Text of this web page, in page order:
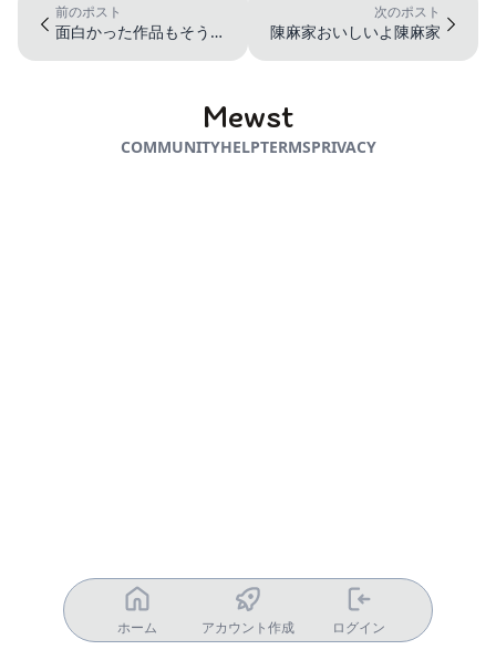
前のポスト
面白かった作品もそうで
次のポスト
陳麻家おいしいよ陳麻家
Mewst
COMMUNITYHELPTERMSPRIVACY
ホーム アカウント作成 ログイン